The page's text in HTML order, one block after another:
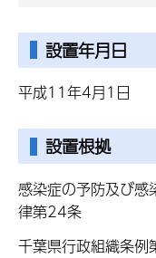
設置年月日
平成11年4月1日
設置根拠
感染症の予防及び感
律第24条
千葉県行政組織条